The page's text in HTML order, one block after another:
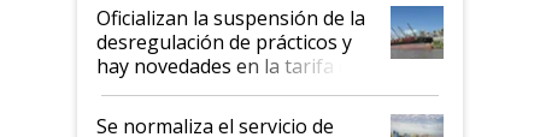
Oficializan la suspensión de la
desregulación de prácticos y
hay novedades en la tarifa de
la hidrovía
Se normaliza el servicio de